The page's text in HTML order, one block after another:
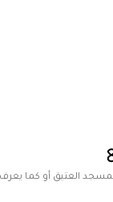
المسجد العتيق أو كما